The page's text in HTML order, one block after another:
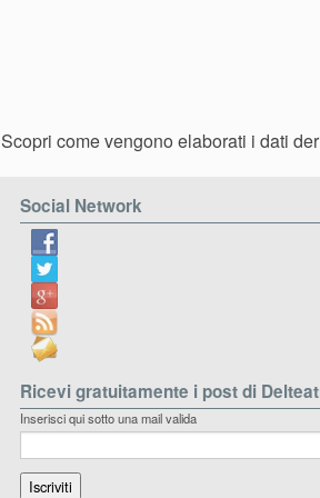
Scopri come vengono elaborati i dati
Social Network
Ricevi gratuitamente i post di
Inserisci qui sotto una mail valida